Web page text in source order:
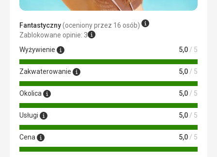
Fantastyczny(oceniony przez 16 osób)
Zablokowane opinie: 3
Wyżywienie
5,0 / 5
Zakwaterowanie 5,0 / 5
Okolica 5,0 / 5
Usługi 5,0 / 5
Cena 5,0 / 5